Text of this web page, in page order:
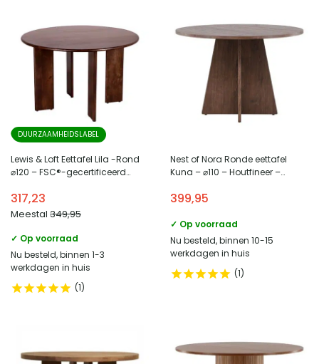
DUURZAAMHEIDSLABEL
Lewis & Loft Eettafel Lila -Rond
⌀120 – FSC®-gecertificeerd
317,23
Meestal 349,95
✓ Op voorraad
Nu besteld, binnen 1-3
werkdagen in huis
1
Nest of Nora Ronde eettafel
Kuna – ⌀110 – Houtfineer –
399,95
✓ Op voorraad
Nu besteld, binnen 10-15
werkdagen in huis
1